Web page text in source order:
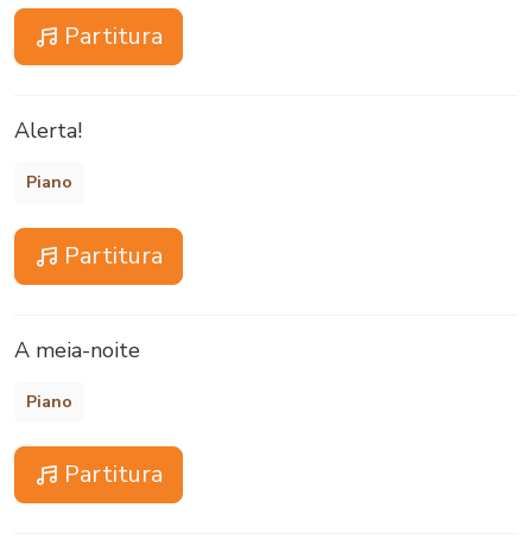
Partitura
Alerta!
Piano
Partitura
A meia-noite
Piano
Partitura